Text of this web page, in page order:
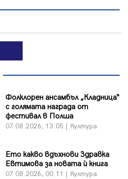
Фолклорен ансамбъл „Кладница“
с голямата награда от
фестивал в Полша
07.08.2026, 13:05 | Култура
Ето какво вдъхнови Здравка
Евтимова за новата ѝ книга
07.08.2026, 00:11 | Култура